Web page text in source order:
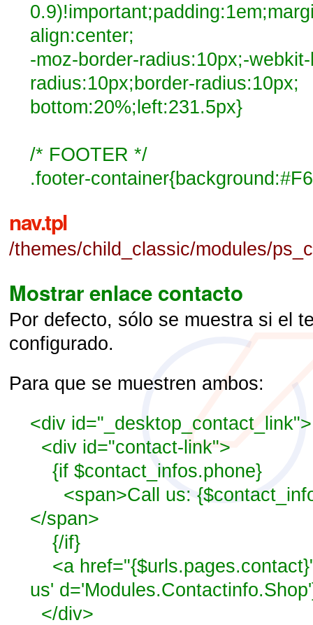
align:center;
-moz-border-radius:10px;-
radius:10px;border-radius:10px;
bottom:20%;left:231.5px}
/* FOOTER */
.footer-
nav.tpl
/themes/child_classic/modules/
Mostrar enlace contacto
Por defecto, sólo se muestra si el
configurado.
Para que se muestren ambos:
<div id="_desktop_contact_link">
<div id="contact-link">
{if $contact_infos.phone}
<span>Call us:
</span>
{/if}
<a
us'
</div>